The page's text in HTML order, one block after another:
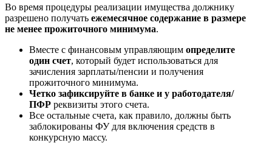
Во время процедуры реализации имущества должнику
разрешено получать ежемесячное содержание в размере
не менее прожиточного минимума.
Вместе с финансовым управляющим определите
один счет, который будет использоваться для
зачисления зарплаты/пенсии и получения
прожиточного минимума.
Четко зафиксируйте в банке и у работодателя/
ПФР реквизиты этого счета.
Все остальные счета, как правило, должны быть
заблокированы ФУ для включения средств в
конкурсную массу.